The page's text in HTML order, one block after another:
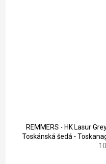
REMMERS - HK Lasur
Toskánská šedá -